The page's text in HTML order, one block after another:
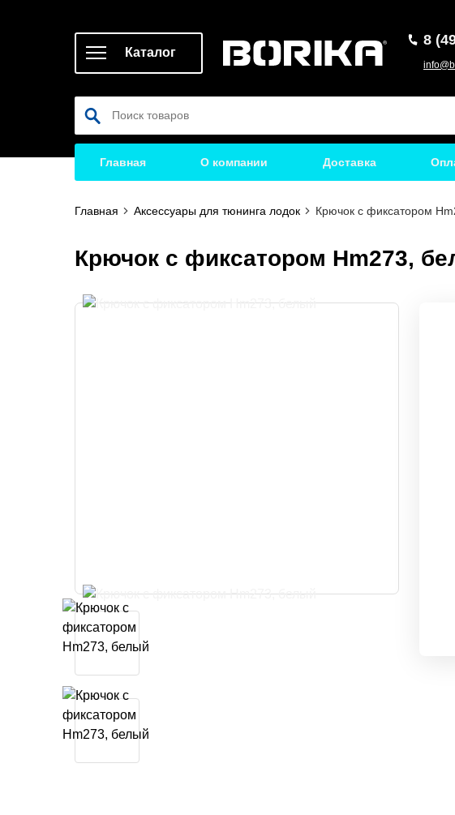
Каталог
8
Главная О компании Доставка
Главная Аксессуары для тюнинга лодок Крючок с фиксатором
Крючок с фиксатором Hm273,